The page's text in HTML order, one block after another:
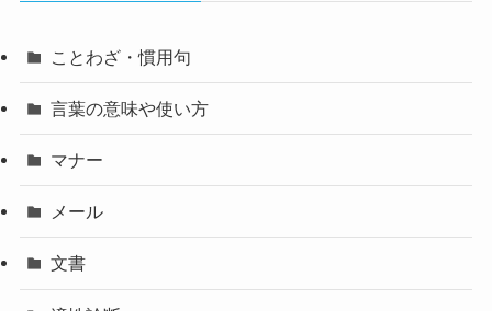
ことわざ・慣用句
言葉の意味や使い方
マナー
メール
文書